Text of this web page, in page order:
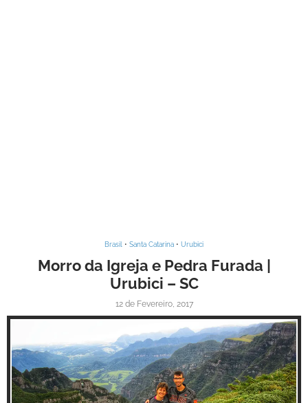
Brasil • Santa Catarina • Urubici
Morro da Igreja e Pedra Furada |
Urubici – SC
12 de Fevereiro, 2017
Inspire-se!